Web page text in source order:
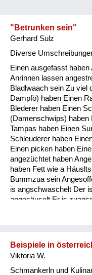
"Betrunken sein"
Gerhard Sulz
Diverse
Einen ausgefasst
Anrinnen lassen
Bladlwaach sein Zu viel
Dampfö) haben Einen
Blederer haben Einen
(Damenschwips) haben
Tampas haben Einen
Schleuderer haben
Einen picken haben
angezüchtet haben
haben Fett wie a
Bummzua sein
is angschwaschelt Der
angesäuselt Er is
schon gaunz steif Der
Radierer Blunzenfett
Beispiele in
Viktoria W.
Schmankerln und